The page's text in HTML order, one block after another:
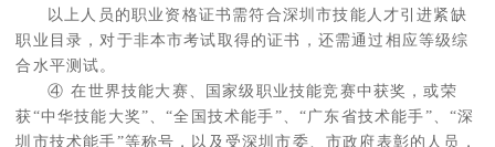
以上人员的职业资格证书需符合深圳市技能人才引进紧缺
职业目录，对于非本市考试取得的证书，还需通过相应等级综
合水平测试。
④ 在世界技能大赛、国家级职业技能竞赛中获奖，或荣
获“中华技能大奖”、“全国技术能手”、“广东省技术能手”、“深
圳市技术能手”等称号，以及受深圳市委、市政府表彰的人员，